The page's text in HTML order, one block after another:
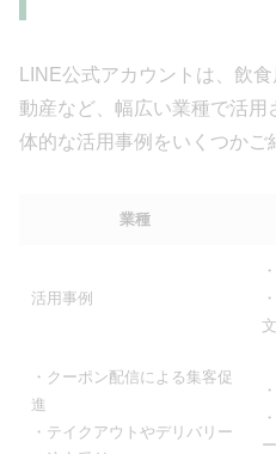
LINE公式アカウントは、飲
動産など、幅広い業種で活
体的な活用事例をいくつかご
業種
活用事例
・クーポン配信による集客促
進
・テイクアウトやデリバリー